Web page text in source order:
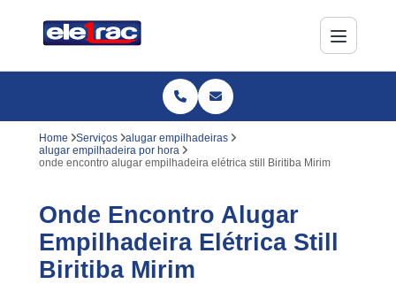
Home Serviços
alugar empilhadeiras
alugar empilhadeira por hora
onde encontro alugar empilhadeira elétrica still Biritiba Mirim
Onde Encontro Alugar
Empilhadeira Elétrica Still
Biritiba Mirim